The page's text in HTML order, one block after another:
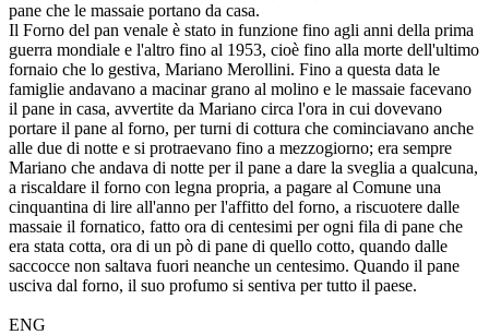
pane che le massaie portano da casa.
Il Forno del pan venale è stato in funzione fino agli anni della prima
guerra mondiale e l'altro fino al 1953, cioè fino alla morte dell'ultimo
fornaio che lo gestiva, Mariano Merollini. Fino a questa data le
famiglie andavano a macinar grano al molino e le massaie facevano
il pane in casa, avvertite da Mariano circa l'ora in cui dovevano
portare il pane al forno, per turni di cottura che cominciavano anche
alle due di notte e si protraevano fino a mezzogiorno; era sempre
Mariano che andava di notte per il pane a dare la sveglia a qualcuna,
a riscaldare il forno con legna propria, a pagare al Comune una
cinquantina di lire all'anno per l'affitto del forno, a riscuotere dalle
massaie il fornatico, fatto ora di centesimi per ogni fila di pane che
era stata cotta, ora di un pò di pane di quello cotto, quando dalle
saccocce non saltava fuori neanche un centesimo. Quando il pane
usciva dal forno, il suo profumo si sentiva per tutto il paese.
ENG